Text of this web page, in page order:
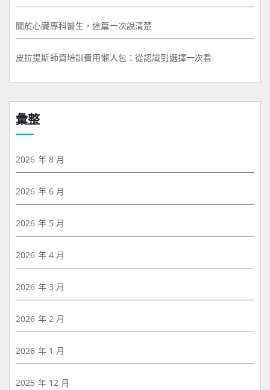
關於心臟專科醫生，這篇一次說清楚
皮拉提斯師資培訓費用懶人包：從認識到選擇一次看
彙整
2026 年 8 月
2026 年 6 月
2026 年 5 月
2026 年 4 月
2026 年 3 月
2026 年 2 月
2026 年 1 月
2025 年 12 月